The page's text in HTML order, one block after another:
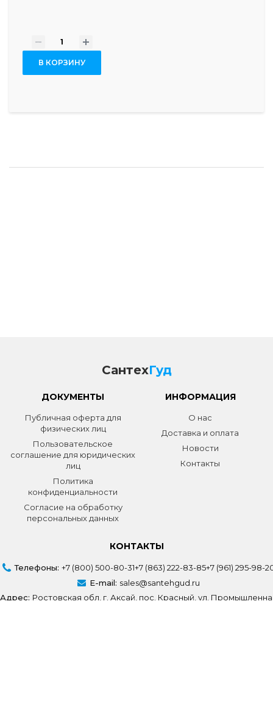
- +
В КОРЗИНУ
СантехГуд
ДОКУМЕНТЫ
Публичная оферта для
физических лиц
Пользовательское
соглашение для юридических
лиц
Политика
конфиденциальности
Согласие на обработку
персональных данных
ИНФОРМАЦИЯ
О нас
Доставка и оплата
Новости
Контакты
КОНТАКТЫ
Телефоны: +7 (800) 500-80-31+7 (863) 222-83-85+7 (961) 295-98-
E-mail: sales@santehgud.ru
Адрес: Ростовская обл, г. Аксай, пос. Красный, ул.